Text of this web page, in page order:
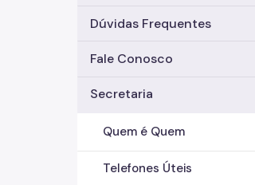
Dúvidas Frequentes
Fale Conosco
Secretaria
Quem é Quem
Telefones Úteis